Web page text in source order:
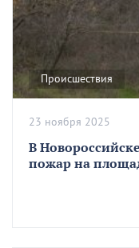
Происшествия
В
пожар на
23 ноября 2025